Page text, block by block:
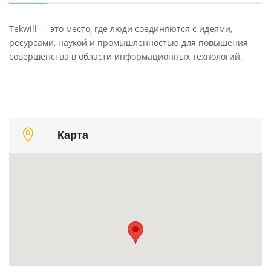
Tekwill — это место, где люди соединяются с идеями,
ресурсами, наукой и промышленностью для повышения
совершенства в области информационных технологий.
Карта